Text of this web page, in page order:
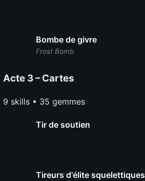
Bombe de givre
Frost Bomb
Acte 3 – Cartes
9 skills • 35 gemmes
Tir de soutien
Tireurs d'élite squelettiques